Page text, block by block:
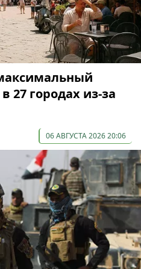
27 городах из-за
06 АВГУСТА 2026 20:06